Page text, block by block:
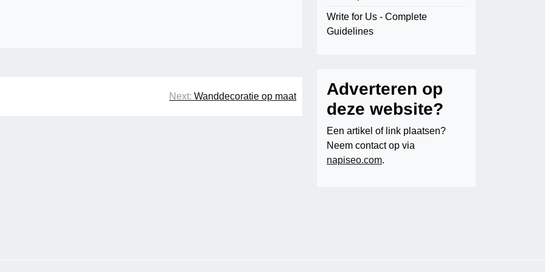
Next: Wanddecoratie op maat
Write for Us - Complete
Guidelines
Adverteren op
deze website?
Een artikel of link plaatsen?
Neem contact op via
napiseo.com.